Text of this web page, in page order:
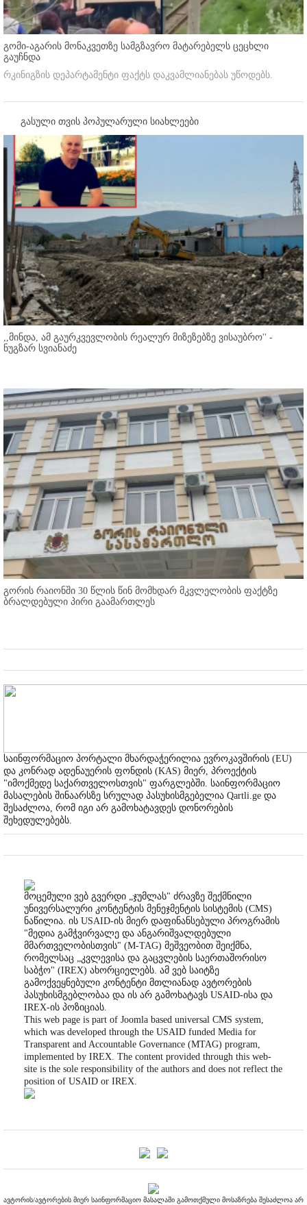
გომი-აგარის მონაკვეთზე სამგზავრო მატარებელს ცეცხლი
გაუჩნდა
რკინიგზის დეპარტამენტი ფაქტს დაკვამლიანებას უწოდებს.
გასული თვის პოპულარული სიახლეები
,,მინდა, ამ გაურკვევლობის რეალურ მიზეზებზე ვისაუბრო'' -
ნუგზარ სვიანაძე
გორის რაიონში 30 წლის წინ მომხდარ მკვლელობის ფაქტზე
ბრალდებული პირი გაამართლეს
საინფორმაციო პორტალი მხარდაჭერილია ევროკავშირის (EU)
და კონრად ადენაუერის ფონდის (KAS) მიერ, პროექტის
"იმოქმედე საქართველოსთვის" ფარგლებში. საინფორმაციო
მასალების შინაარსზე სრულად პასუხისმგებელია Qartli.ge და
შესაძლოა, რომ იგი არ გამოხატავდეს დონორების
შეხედულებებს.
მოცემული ვებ გვერდი „ჯუმლას" ძრავზე შექმნილი
უნივერსალური კონტენტის მენეჯმენტის სისტემის (CMS)
ნაწილია. ის USAID-ის მიერ დაფინანსებული პროგრამის
"მედია გამჭვირვალე და ანგარიშვალდებული
მმართველობისთვის" (M-TAG) მეშვეობით შეიქმნა,
რომელსაც „კვლევისა და გაცვლების საერთაშორისო
საბჭო" (IREX) ახორციელებს. ამ ვებ საიტზე
გამოქვეყნებული კონტენტი მთლიანად ავტორების
პასუხისმგებლობაა და ის არ გამოხატავს USAID-ისა და
IREX-ის პოზიციას.
This web page is part of Joomla based universal CMS system,
which was developed through the USAID funded Media for
Transparent and Accountable Governance (MTAG) program,
implemented by IREX. The content provided through this web-
site is the sole responsibility of the authors and does not reflect the
position of USAID or IREX.
ავტორის/ავტორების მიერ საინფორმაციო მასალაში გამოთქმული მოსაზრება შესაძლოა არ